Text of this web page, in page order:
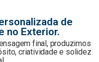
de
no Exterior.
final, produzimos
criatividade e solidez